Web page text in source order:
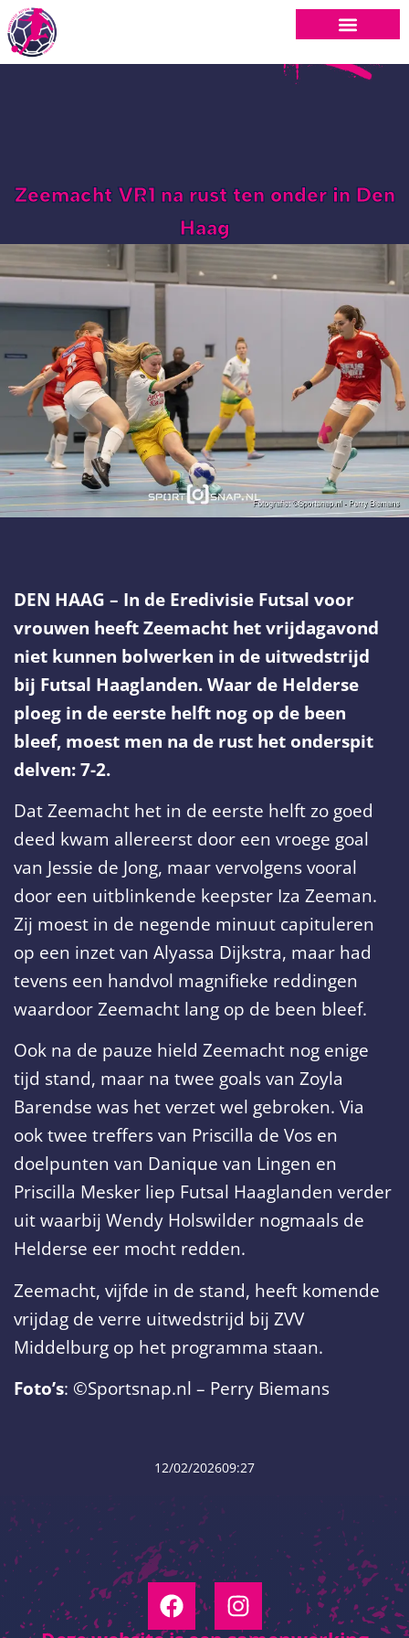
Zeemacht VR1 na rust ten onder in Den
Haag
DEN HAAG – In de Eredivisie Futsal voor
vrouwen heeft Zeemacht het vrijdagavond
niet kunnen bolwerken in de uitwedstrijd
bij Futsal Haaglanden. Waar de Helderse
ploeg in de eerste helft nog op de been
bleef, moest men na de rust het onderspit
delven: 7-2.
Dat Zeemacht het in de eerste helft zo goed
deed kwam allereerst door een vroege goal
van Jessie de Jong, maar vervolgens vooral
door een uitblinkende keepster Iza Zeeman.
Zij moest in de negende minuut capituleren
op een inzet van Alyassa Dijkstra, maar had
tevens een handvol magnifieke reddingen
waardoor Zeemacht lang op de been bleef.
Ook na de pauze hield Zeemacht nog enige
tijd stand, maar na twee goals van Zoyla
Barendse was het verzet wel gebroken. Via
ook twee treffers van Priscilla de Vos en
doelpunten van Danique van Lingen en
Priscilla Mesker liep Futsal Haaglanden verder
uit waarbij Wendy Holswilder nogmaals de
Helderse eer mocht redden.
Zeemacht, vijfde in de stand, heeft komende
vrijdag de verre uitwedstrijd bij ZVV
Middelburg op het programma staan.
Foto’s: ©Sportsnap.nl – Perry Biemans
12/02/202609:27